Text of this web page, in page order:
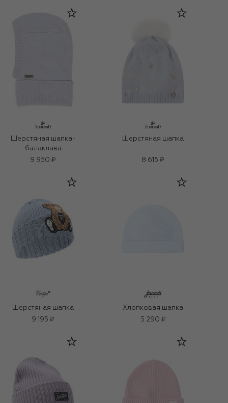
Шерстяная шапка-
балаклава
9 950 ₽
Шерстяная шапка
8 615 ₽
Шерстяная шапка
9 195 ₽
Хлопковая шапка
5 290 ₽